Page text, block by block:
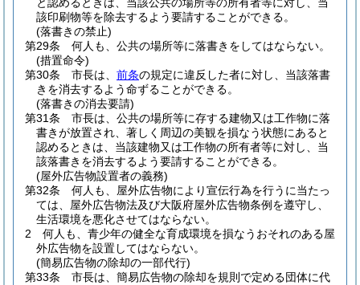
該印刷物等を除去するよう要請することができる。
(落書きの禁止)
第29条
何人も、公共の場所等に落書きをしてはならない。
(措置命令)
第30条
市長は、 前条の規定に違反した者に対し、当該落書
きを消去するよう命ずることができる。
(落書きの消去要請)
第31条
市長は、公共の場所等に存する建物又は工作物に落
書きが放置され、著しく周辺の美観を損なう状態にあると
認めるときは、当該建物又は工作物の所有者等に対し、当
該落書きを消去するよう要請することができる。
(屋外広告物設置者の義務)
第32条
何人も、屋外広告物により宣伝行為を行うに当たっ
ては、屋外広告物法及び大阪府屋外広告物条例を遵守し、
生活環境を悪化させてはならない。
2
何人も、青少年の健全な育成環境を損なうおそれのある屋
外広告物を設置してはならない。
(簡易広告物の除却の一部代行)
第33条
市長は、簡易広告物の除却を規則で定める団体に代